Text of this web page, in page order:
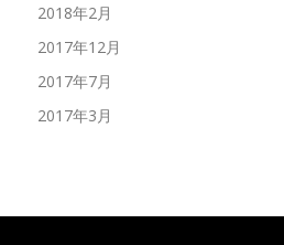
2018年2月
2017年12月
2017年7月
2017年3月